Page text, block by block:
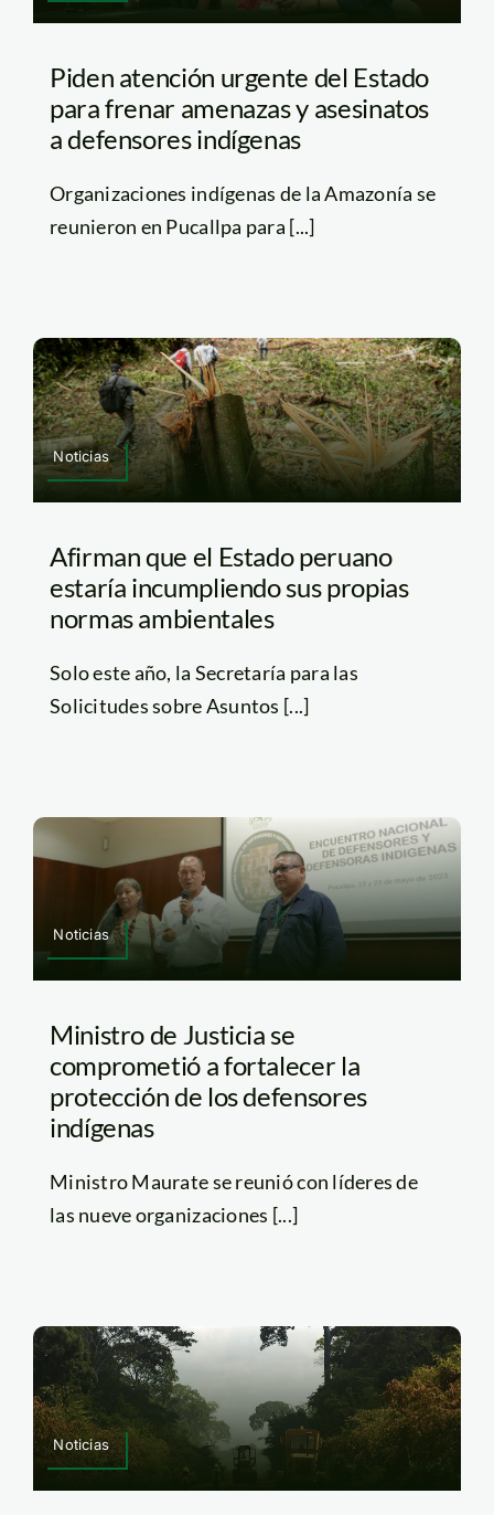
Piden atención urgente del Estado
para frenar amenazas y asesinatos
a defensores indígenas
Organizaciones indígenas de la Amazonía se
reunieron en Pucallpa para [...]
Noticias
Afirman que el Estado peruano
estaría incumpliendo sus propias
normas ambientales
Solo este año, la Secretaría para las
Solicitudes sobre Asuntos [...]
Noticias
Ministro de Justicia se
comprometió a fortalecer la
protección de los defensores
indígenas
Ministro Maurate se reunió con líderes de
las nueve organizaciones [...]
Noticias